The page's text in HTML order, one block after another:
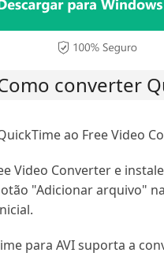
converter
ao Free Video
Video Converter e
"Adicionar arquivo"
para AVI suporta a